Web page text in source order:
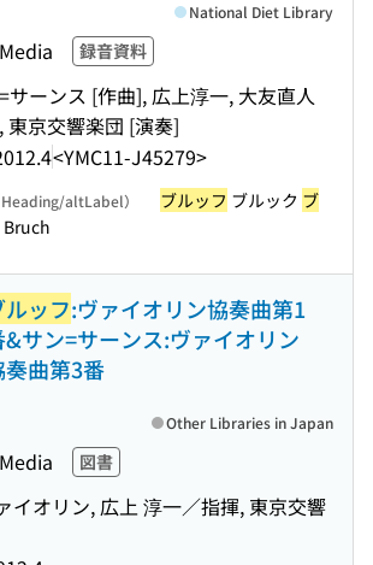
録音資料
サーンス [作曲], 広上淳一, 大友直人
東京交響楽団 [演奏]
<YMC11-J45279>
National Diet Library
altLabel） ブルッフ ブルック ブ
Bruch
ルッフ:ヴァイオリン協奏曲第1
&サン=サーンス:ヴァイオリン
奏曲第3番
図書
イオリン, 広上 淳一／指揮, 東京交響
Other Libraries in Japan